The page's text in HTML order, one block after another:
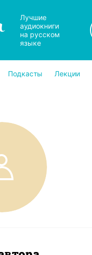
Лучшие
аудиокниги
на русском
языке
Подкасты Лекции